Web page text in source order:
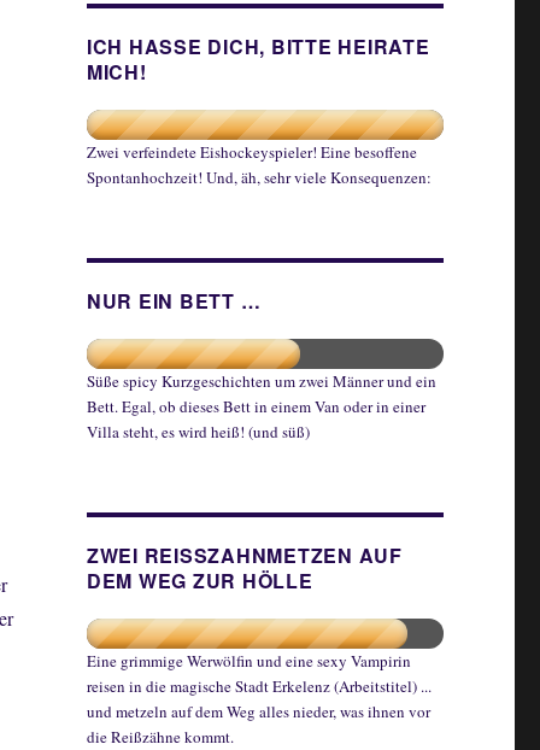
ICH HASSE DICH, BITTE HEIRATE
MICH!
Zwei verfeindete Eishockeyspieler! Eine besoffene
Spontanhochzeit! Und, äh, sehr viele Konsequenzen:
NUR EIN BETT …
Süße spicy Kurzgeschichten um zwei Männer und ein
Bett. Egal, ob dieses Bett in einem Van oder in einer
Villa steht, es wird heiß! (und süß)
ZWEI REISSZAHNMETZEN AUF
DEM WEG ZUR HÖLLE
Eine grimmige Werwölfin und eine sexy Vampirin
reisen in die magische Stadt Erkelenz (Arbeitstitel) ...
und metzeln auf dem Weg alles nieder, was ihnen vor
die Reißzähne kommt.